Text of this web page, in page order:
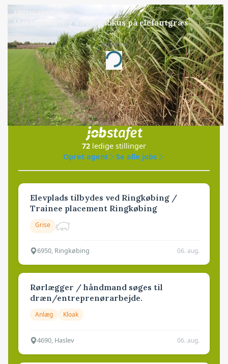
ARRANGEMENT
Markvandring sætter fokus på elefantgræs
Annonce
Loading...
Jobs
i samarbejde med
72 ledige stillinger
Opret agent
Se alle jobs
Elevplads tilbydes ved Ringkøbing /
Trainee placement Ringkøbing
Grise
6950, Ringkøbing 06. aug.
Rørlægger / håndmand søges til
dræn/entreprenørarbejde.
Anlæg Kloak
4690, Haslev 06. aug.